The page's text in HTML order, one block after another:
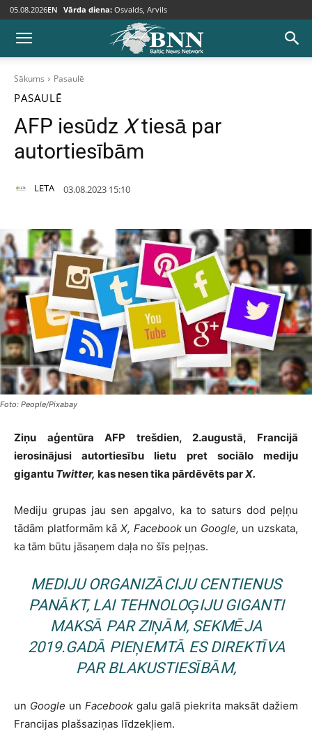
05.08.2026EN Vārda diena: Osvalds, Arvils
Sākums Pasaulē
PASAULĒ
AFP iesūdz Xtiesā par
autortiesībām
LETA 03.08.2023 15:10
Foto: People/Pixabay
Ziņu aģentūra AFP trešdien, 2.augustā, Francijā
ierosinājusi autortiesību lietu pret sociālo mediju
gigantu Twitter, kas nesen tika pārdēvēts parX.
Mediju grupas jau sen apgalvo, ka to saturs dod peļņu
tādām platformām kā X, Facebookun Google, un uzskata,
ka tām būtu jāsaņem daļa no šīs peļņas.
MEDIJU ORGANIZĀCIJU CENTIENUS
PANĀKT, LAI TEHNOLOĢIJU GIGANTI
MAKSĀ PAR ZIŅĀM, SEKMĒJA
2019.GADĀ PIEŅEMTĀ ES DIREKTĪVA
PAR BLAKUSTIESĪBĀM,
un Google un Facebookgalu galā piekrita maksāt dažiem
Francijas plašsaziņas līdzekļiem.